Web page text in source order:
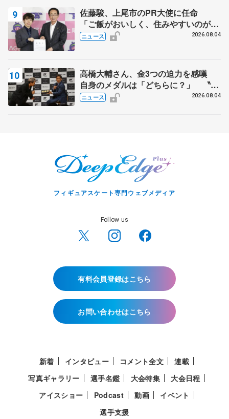
佐藤駿、上尾市のPR大使に任命
「ご飯がおいしく、住みやすいのが魅
力」
ニュース 2026.08.04
高橋大輔さん、金3つの迫力を感嘆
自身のメダルは「どちらに？」 〝リ
ス兄弟〟オリンピック3連覇の野村忠
ニュース 2026.08.04
フィギュアスケート専門ウェブメディア
Follow us
有料会員登録はこちら
お問い合わせはこちら
新着 インタビュー コメント全文
連載
写真ギャラリー
選手名鑑 大会特集
大会日程
アイスショー
Podcast 動画
イベント
選手支援